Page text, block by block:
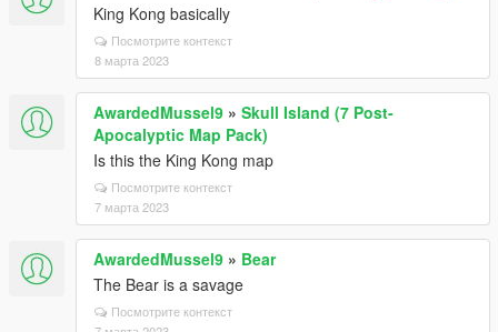
King Kong basically
Посмотрите контекст
8 марта 2023
AwardedMussel9 » Skull Island (7 Post-
Apocalyptic Map Pack)
Is this the King Kong map
Посмотрите контекст
7 марта 2023
AwardedMussel9 » Bear
The Bear is a savage
Посмотрите контекст